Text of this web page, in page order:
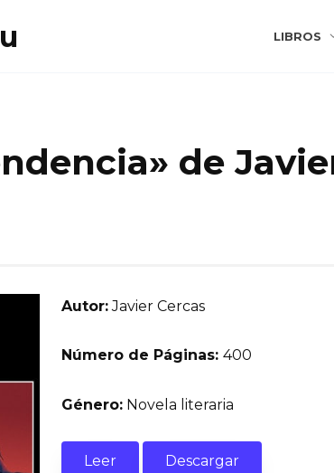
LIBROS
de
Autor:Javier Cercas
Número de Páginas: 400
Género: Novela literaria
Leer Descargar